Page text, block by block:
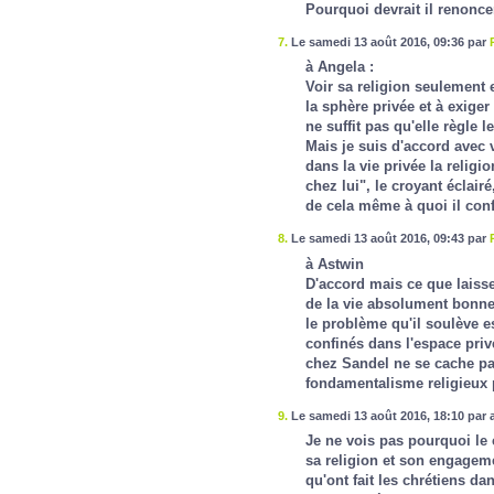
Pourquoi devrait il
7. Le samedi 13 août 2016, 09:36 par
à Angela :
Voir sa religion seulement
la sphère privée et à
ne suffit pas qu'elle règle
Mais je suis d'accord
dans la vie privée la
chez lui", le croyant
de cela même à quoi il
8. Le samedi 13 août 2016, 09:43 par
à Astwin
D'accord mais ce que
de la vie absolument
le problème qu'il soulève
confinés dans l'espace
chez Sandel ne se cache
fondamentalisme religieux
9. Le samedi 13 août 2016, 18:10 par
Je ne vois pas pourquoi le
sa religion et son
qu'ont fait les chrétiens